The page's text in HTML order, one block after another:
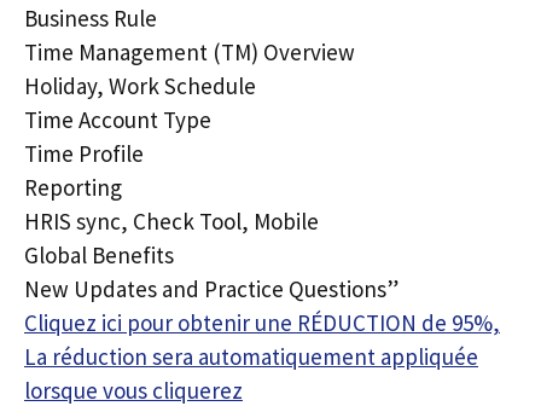
Business Rule
Time Management (TM) Overview
Holiday, Work Schedule
Time Account Type
Time Profile
Reporting
HRIS sync, Check Tool, Mobile
Global Benefits
New Updates and Practice Questions”
Cliquez ici pour obtenir une RÉDUCTION de 95%,
La réduction sera automatiquement appliquée
lorsque vous cliquerez